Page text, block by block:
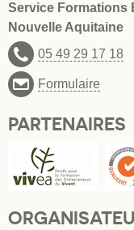
Service Formations
Nouvelle Aquitaine
05 49 29 17 18
Formulaire
PARTENAIRES